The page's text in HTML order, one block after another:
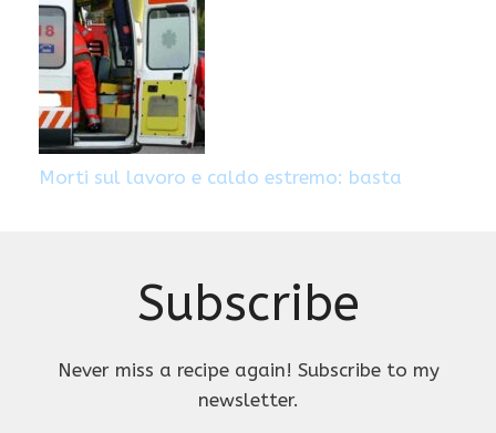
Morti sul lavoro e caldo estremo: basta
Subscribe
Never miss a recipe again! Subscribe to my
newsletter.